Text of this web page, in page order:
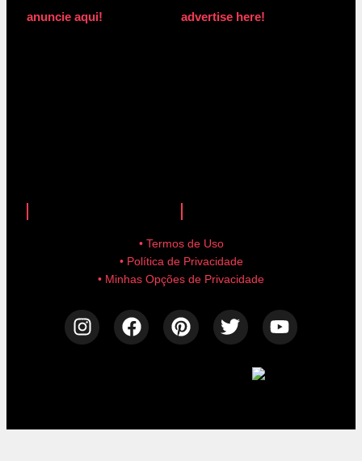
anuncie aqui! advertise here!
• Termos de Uso
• Política de Privacidade
• Minhas Opções de Privacidade